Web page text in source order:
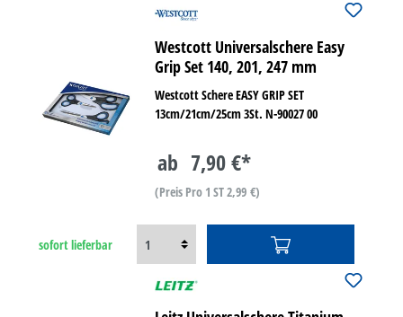
Westcott Universalschere Easy
Grip Set 140, 201, 247 mm
Westcott Schere EASY GRIP SET
13cm/21cm/25cm 3St. N-90027 00
ab 7,90 €*
(Preis Pro 1 ST 2,99 €)
sofort lieferbar